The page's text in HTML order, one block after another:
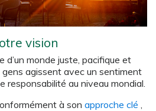
vision
d’un monde juste, pacifique et
gens agissent avec un sentiment
responsabilité au niveau mondial.
à son approche clé